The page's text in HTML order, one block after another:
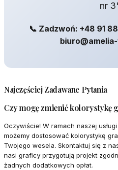
nr
📞 Zadzwoń: +48 91
Najczęściej Zadawane Pytania
Czy mogę zmienić kolorystykę
Oczywiście! W ramach naszej
możemy dostosować kolorystykę
Twojego wesela. Skontaktuj się z
nasi graficy przygotują projekt
żadnych dodatkowych opłat.